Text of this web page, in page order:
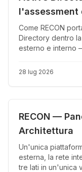
l'assessment
servizio
Come RECON
Directory dentro
esterno e interno
partner questo è
secondo
28 lug 2026
Prodotto PDF
RECON —
Architettura
Un'unica
esterna, la rete
tre lati in un'unica